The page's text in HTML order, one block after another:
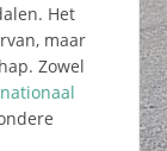
Het
maar
Zowel
nationaal